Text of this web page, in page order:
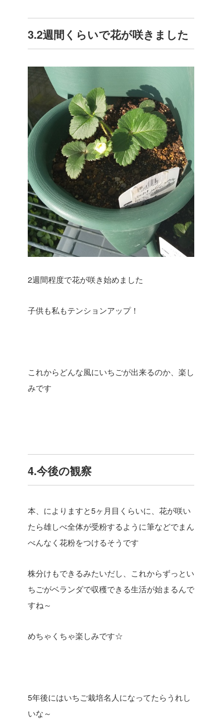
3.2週間くらいで花が咲きました
2週間程度で花が咲き始めました
子供も私もテンションアップ！
これからどんな風にいちごが出来るのか、楽し
みです
4.今後の観察
本、によりますと5ヶ月目くらいに、花が咲い
たら雄しべ全体が受粉するように筆などでまん
べんなく花粉をつけるそうです
株分けもできるみたいだし、これからずっとい
ちごがベランダで収穫できる生活が始まるんで
すね～
めちゃくちゃ楽しみです☆
5年後にはいちご栽培名人になってたらうれし
いな～